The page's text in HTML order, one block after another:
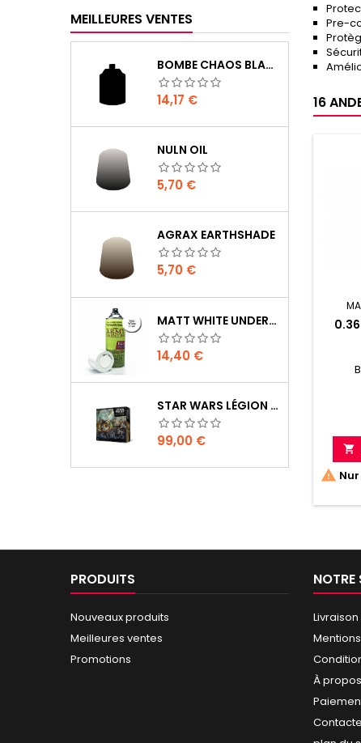
MEILLEURES VENTES
BOMBE CHAOS BLACK
Prix
14,17 €
NULN OIL
Prix
5,70 €
AGRAX EARTHSHADE
Prix
5,70 €
MATT WHITE UNDERCOAT
Prix
14,40 €
STAR WARS LÉGION : BOÎTE DE BASE CLONE WARS
Prix
99,00 €
Pre-
16


PRODUITS
Nouveaux produits
Meilleures ventes
Promotions
NOTRE
Livraison
À propos